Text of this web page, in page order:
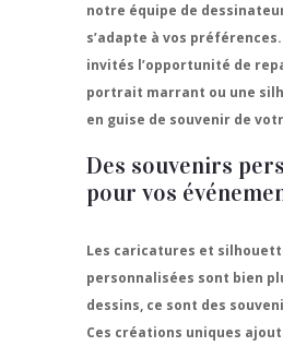
notre équipe de
s’adapte à vos
invités l’opportunité de
portrait marrant ou une
en guise de souvenir de
Des souvenirs
pour vos
Les caricatures et
personnalisées sont bien
dessins, ce sont des
Ces créations uniques